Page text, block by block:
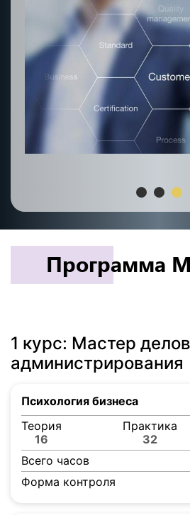
Программа
1 курс: Мастер
администрирования
Психология бизнеса
Теория
16
Практика
32
Всего часов
Форма контроля